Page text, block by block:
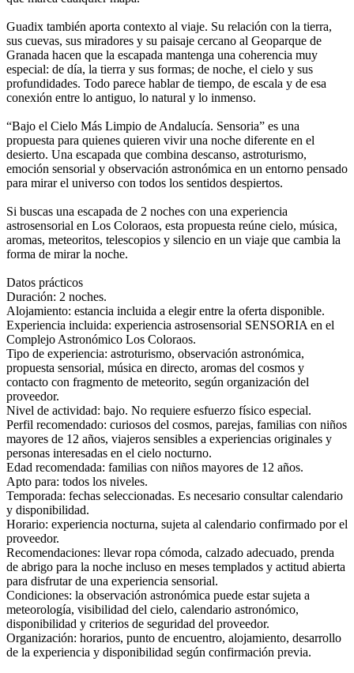
Guadix también aporta contexto al viaje. Su relación con la tierra,
sus cuevas, sus miradores y su paisaje cercano al Geoparque de
Granada hacen que la escapada mantenga una coherencia muy
especial: de día, la tierra y sus formas; de noche, el cielo y sus
profundidades. Todo parece hablar de tiempo, de escala y de esa
conexión entre lo antiguo, lo natural y lo inmenso.
“Bajo el Cielo Más Limpio de Andalucía. Sensoria” es una
propuesta para quienes quieren vivir una noche diferente en el
desierto. Una escapada que combina descanso, astroturismo,
emoción sensorial y observación astronómica en un entorno pensado
para mirar el universo con todos los sentidos despiertos.
Si buscas una escapada de 2 noches con una experiencia
astrosensorial en Los Coloraos, esta propuesta reúne cielo, música,
aromas, meteoritos, telescopios y silencio en un viaje que cambia la
forma de mirar la noche.
Datos prácticos
Duración: 2 noches.
Alojamiento: estancia incluida a elegir entre la oferta disponible.
Experiencia incluida: experiencia astrosensorial SENSORIA en el
Complejo Astronómico Los Coloraos.
Tipo de experiencia: astroturismo, observación astronómica,
propuesta sensorial, música en directo, aromas del cosmos y
contacto con fragmento de meteorito, según organización del
proveedor.
Nivel de actividad: bajo. No requiere esfuerzo físico especial.
Perfil recomendado: curiosos del cosmos, parejas, familias con niños
mayores de 12 años, viajeros sensibles a experiencias originales y
personas interesadas en el cielo nocturno.
Edad recomendada: familias con niños mayores de 12 años.
Apto para: todos los niveles.
Temporada: fechas seleccionadas. Es necesario consultar calendario
y disponibilidad.
Horario: experiencia nocturna, sujeta al calendario confirmado por el
proveedor.
Recomendaciones: llevar ropa cómoda, calzado adecuado, prenda
de abrigo para la noche incluso en meses templados y actitud abierta
para disfrutar de una experiencia sensorial.
Condiciones: la observación astronómica puede estar sujeta a
meteorología, visibilidad del cielo, calendario astronómico,
disponibilidad y criterios de seguridad del proveedor.
Organización: horarios, punto de encuentro, alojamiento, desarrollo
de la experiencia y disponibilidad según confirmación previa.